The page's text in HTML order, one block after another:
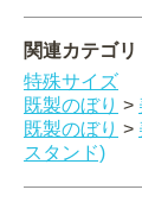
関連カテゴリ
特殊サイズ
既製のぼり >
既製のぼり >
スタンド)